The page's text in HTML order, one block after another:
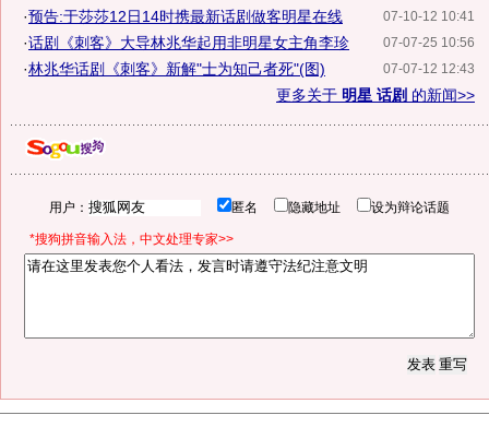
07-10-12 10:41
·预告:于莎莎12日14时携最新话剧做客明星在线
07-07-25 10:56
·话剧《刺客》大导林兆华起用非明星女主角李珍
07-07-12 12:43
·林兆华话剧《刺客》新解"士为知己者死"(图)
更多关于 明星 话剧 的新闻>>
用户： 匿名 隐藏地址 设为辩论话题
*搜狗拼音输入法，中文处理专家>>